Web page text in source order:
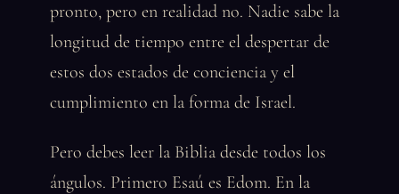
pronto, pero en realidad no. Nadie sabe la
longitud de tiempo entre el despertar de
estos dos estados de conciencia y el
cumplimiento en la forma de Israel.
Pero debes leer la Biblia desde todos los
ángulos. Primero Esaú es Edom. En la